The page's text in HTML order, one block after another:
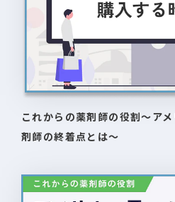
これからの薬剤師の役割〜ア
剤師の終着点とは〜